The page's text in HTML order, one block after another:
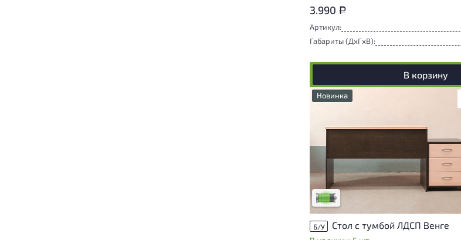
3.990 Р
Артикул:
Габариты (ДxГxВ):
В корзину
Новинка
У товара присутствуют незначительные
следы эксплуатации, не влияющие на
удобство его использования
Низкая степень износа
Б/У Стол с тумбой ЛДСП Венге